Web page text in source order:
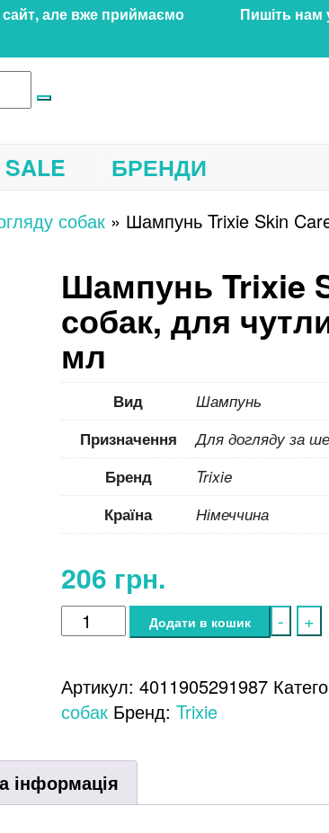
але вже приймаємо
Пишіть нам
SALE БРЕНДИ
собак » Шампунь Trixie Skin
Шампунь Trixie
собак, для
мл
Вид
Шампунь
Призначення
Для догляду за
Бренд
Trixie
Країна
Німеччина
206 грн.
-
Шампунь
Trixie
Care
для
для
чутливої
+
Додати в кошик
Артикул: 4011905291987
собак Бренд: Trixie
інформація